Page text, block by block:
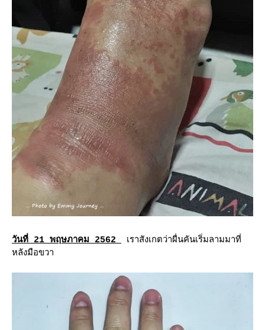
วันที่ 21 พฤษภาคม 2562 เราสังเกตว่าผื่นคันเริ่มลามมาที่
หลังมือขวา